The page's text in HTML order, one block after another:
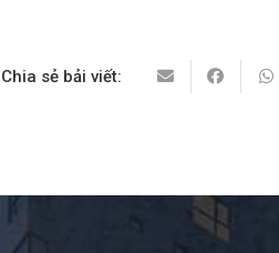
Chia sẻ bải viết: